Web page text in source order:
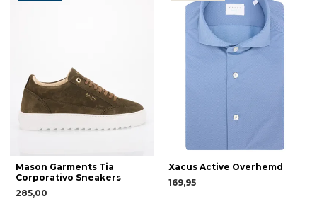
Mason Garments Tia
Corporativo Sneakers
285,00
Xacus Active Overhemd
169,95